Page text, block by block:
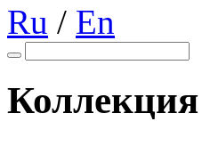
Ru / En